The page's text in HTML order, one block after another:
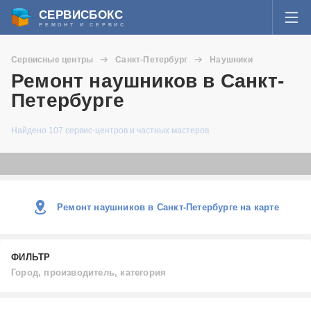
СЕРВИСБОКС
РЕМОНТ И СЕРВИС
Я забыл пароль
СЕРВИСЫ И МАСТЕРА
ЗАДАТЬ ВОПРОС МАСТЕРАМ
Сервисные центры Санкт-Петербург Наушники
Ремонт наушников в Санкт-
Петербурге
Найдено 107 сервис-центров и частных мастеров
Ремонт наушников в Санкт-Петербурге на карте
ФИЛЬТР
Город, производитель, категория